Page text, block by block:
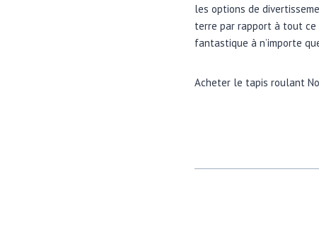
les options de
terre par rapport à tout
fantastique à n’importe
Acheter le tapis roulant